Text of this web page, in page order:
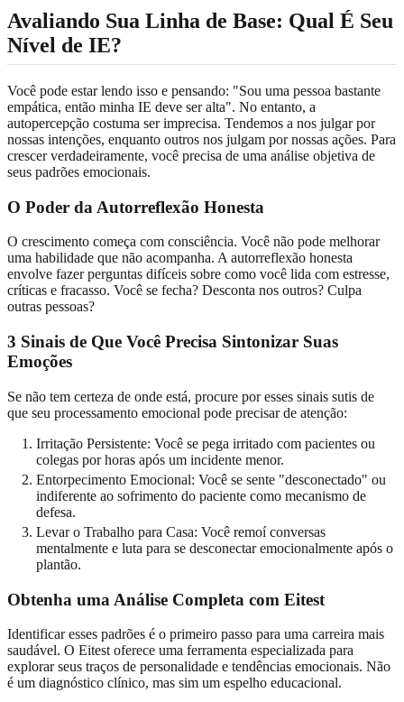
Avaliando Sua Linha de Base: Qual É Seu
Nível de IE?
Você pode estar lendo isso e pensando: "Sou uma pessoa bastante
empática, então minha IE deve ser alta". No entanto, a
autopercepção costuma ser imprecisa. Tendemos a nos julgar por
nossas intenções, enquanto outros nos julgam por nossas ações. Para
crescer verdadeiramente, você precisa de uma análise objetiva de
seus padrões emocionais.
O Poder da Autorreflexão Honesta
O crescimento começa com consciência. Você não pode melhorar
uma habilidade que não acompanha. A autorreflexão honesta
envolve fazer perguntas difíceis sobre como você lida com estresse,
críticas e fracasso. Você se fecha? Desconta nos outros? Culpa
outras pessoas?
3 Sinais de Que Você Precisa Sintonizar Suas
Emoções
Se não tem certeza de onde está, procure por esses sinais sutis de
que seu processamento emocional pode precisar de atenção:
Irritação Persistente: Você se pega irritado com pacientes ou
colegas por horas após um incidente menor.
Entorpecimento Emocional: Você se sente "desconectado" ou
indiferente ao sofrimento do paciente como mecanismo de
defesa.
Levar o Trabalho para Casa: Você remoí conversas
mentalmente e luta para se desconectar emocionalmente após o
plantão.
Obtenha uma Análise Completa com Eitest
Identificar esses padrões é o primeiro passo para uma carreira mais
saudável. O Eitest oferece uma ferramenta especializada para
explorar seus traços de personalidade e tendências emocionais. Não
é um diagnóstico clínico, mas sim um espelho educacional.